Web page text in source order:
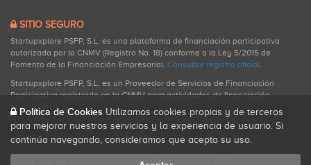
SITIO SEGURO
Startupxplore PSFP, S.L. es una plataforma de financiación participativa
autorizada por la CNMV (Registro No. 18) conforme a la Ley 5/2015 de
Fomento de la Financiación Empresarial. Consultar registro oficial.
Startupxplore PSFP, S.L. es un Proveedor de Servicios de Financiación
Participativa registrado en la CNMV para actividades de financiación
participativa.
Todos los derechos reservados. Startupxplore ® {0}.
Política de Cookies Utilizamos cookies propias y de terceros
para mejorar nuestros servicios y la experiencia de usuario. Si
continúa navegando, consideramos que acepta su uso.